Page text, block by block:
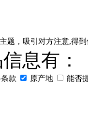
题，吸引对方注意,得
息有：
款 原产地
能否